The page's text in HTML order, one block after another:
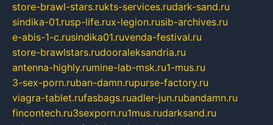
store-brawl-stars.rukts-services.rudark-sand.ru
sindika-01.rusp-life.rux-legion.rusib-archives.ru
e-abis-1-c.rusindika01.ruvenda-festival.ru
store-brawlstars.rudooraleksandria.ru
antenna-highly.rumine-lab-msk.ru1-mus.ru
3-sex-porn.ruban-damn.rupurse-factory.ru
viagra-tablet.rufasbags.ruadler-jun.rubandamn.ru
fincontech.ru3sexporn.ru1mus.rudarksand.ru